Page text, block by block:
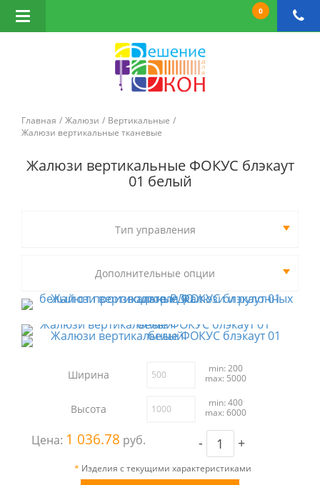
0
Открыть
навигацию
Главная Жалюзи
Вертикальные
Жалюзи вертикальные тканевые
Жалюзи вертикальные ФОКУС блэкаут
01 белый
Тип управления
Дополнительные опции
Ширина
min: 200
max: 5000
Высота
min: 400
max: 6000
Цена: 1 036.78 руб. - +
* Изделия с текущими характеристиками